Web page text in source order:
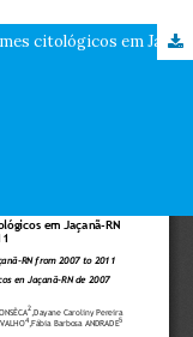
Monitoramento dos resultados dos exames citológicos em Jaçanã-RN no período de 2007 a 2011